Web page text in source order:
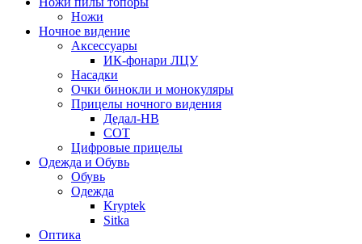
Ножи
Ночное видение
Аксессуары
ИК-фонари ЛЦУ
Насадки
Очки бинокли и монокуляры
Прицелы ночного видения
Дедал-НВ
СОТ
Цифровые прицелы
Одежда и Обувь
Обувь
Одежда
Kryptek
Sitka
Оптика